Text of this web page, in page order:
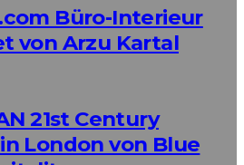
Büro-Interieur
von Arzu Kartal
21st Century
London von Blue